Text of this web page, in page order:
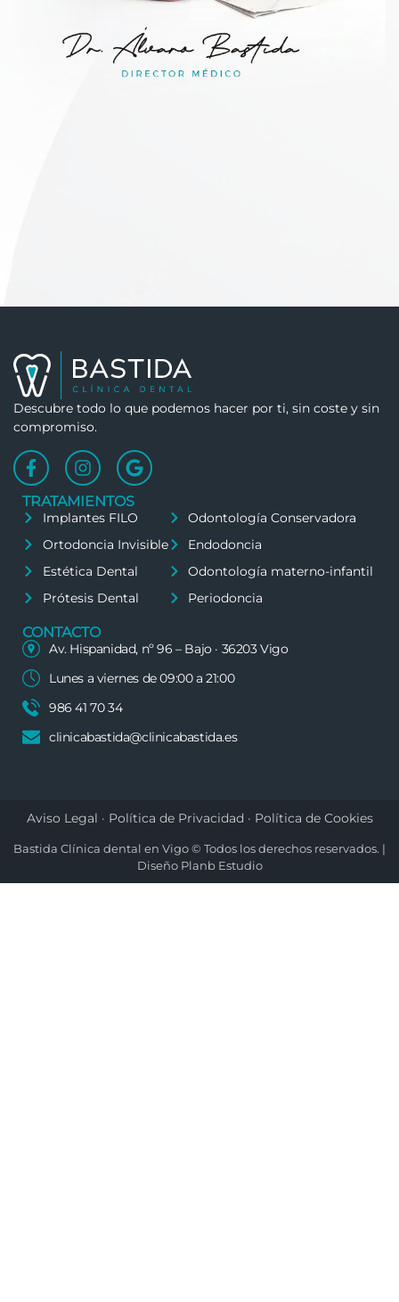
Descubre todo lo que podemos hacer por ti, sin coste y sin
compromiso.
TRATAMIENTOS
Implantes FILO
Ortodoncia Invisible
Estética Dental
Prótesis Dental
Odontología Conservadora
Endodoncia
Odontología materno-infantil
Periodoncia
CONTACTO
Av. Hispanidad, nº 96 – Bajo · 36203 Vigo
Lunes a viernes de 09:00 a 21:00
986 41 70 34
clinicabastida@clinicabastida.es
Aviso Legal · Política de Privacidad · Política de Cookies
Bastida Clínica dental en Vigo © Todos los derechos reservados. |
Diseño Planb Estudio